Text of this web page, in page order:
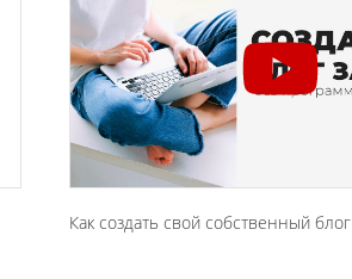
Как создать свой собственный блог